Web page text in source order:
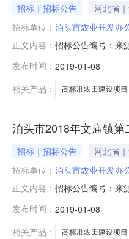
招标｜招标公告 河北省
招标单位： 泊头市农业开发办
正文内容： 招标公告编号：来
农业所属地区：沧
项
发布时间： 2019-01-08
相关产品：
高标准农田建设项目
泊头市2018年文庙镇
招标｜招标公告 河北省
招标单位： 泊头市农业开发办
正文内容： 招标公告编号：来
农业所属地区：沧
项
发布时间： 2019-01-08
相关产品：
高标准农田建设项目